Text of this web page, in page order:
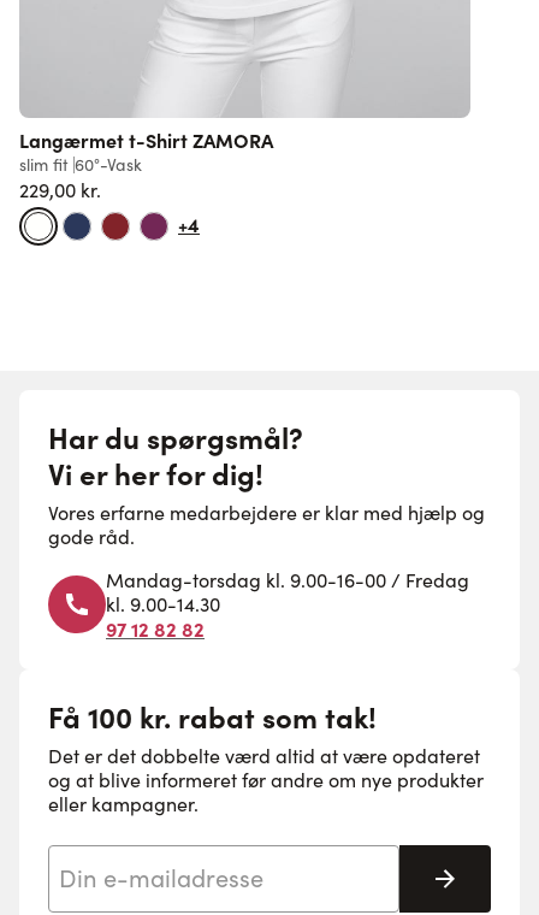
Langærmet t-Shirt ZAMORA
slim fit 60°-Vask
229,00 kr.
+4
Har du spørgsmål?
Vi er her for dig!
Vores erfarne medarbejdere er klar med hjælp og
gode råd.
Mandag-torsdag kl. 9.00-16-00 / Fredag
kl. 9.00-14.30
97 12 82 82
Få 100 kr. rabat som tak!
Det er det dobbelte værd altid at være opdateret
og at blive informeret før andre om nye produkter
eller kampagner.
Tilmeld